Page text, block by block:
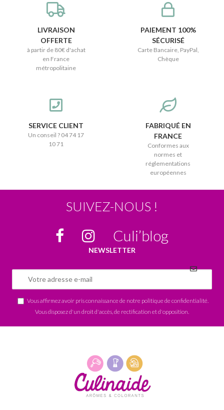
LIVRAISON
OFFERTE
à partir de 80€ d'achat
en France
métropolitaine
PAIEMENT 100%
SÉCURISÉ
Carte Bancaire, PayPal,
Chèque
SERVICE CLIENT
Un conseil ? 04 74 17
10 71
FABRIQUÉ EN
FRANCE
Conformes aux
normes et
réglementations
européennes
SUIVEZ-NOUS !
Culi’blog
NEWSLETTER
Vous affirmez avoir pris connaissance de notre politique de confidentialité
Vous disposez d'un droit d'accès, de rectification et d'opposition.